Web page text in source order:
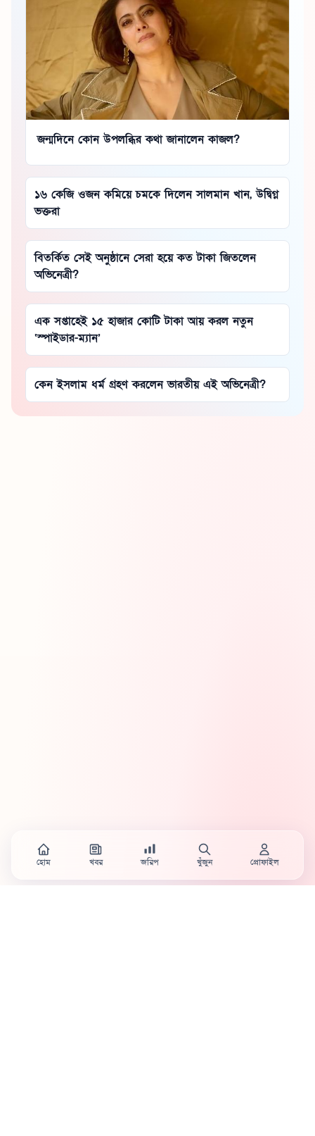
জন্মদিনে কোন উপলব্ধির কথা জানালেন কাজল?
১৬ কেজি ওজন কমিয়ে চমকে দিলেন সালমান খান, উদ্বিগ্ন
ভক্তরা
বিতর্কিত সেই অনুষ্ঠানে সেরা হয়ে কত টাকা জিতলেন
অভিনেত্রী?
এক সপ্তাহেই ১৫ হাজার কোটি টাকা আয় করল নতুন
‘স্পাইডার-ম্যান’
কেন ইসলাম ধর্ম গ্রহণ করলেন ভারতীয় এই অভিনেত্রী?
হোম খবর জরিপ খুঁজুন প্রোফাইল